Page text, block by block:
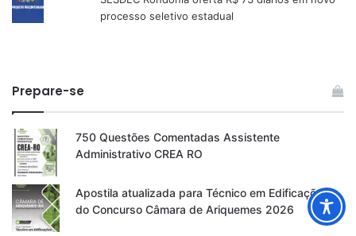
processo seletivo estadual
Prepare-se
750 Questões Comentadas Assistente
Administrativo CREA RO
Apostila atualizada para Técnico em Edificações
do Concurso Câmara de Ariquemes 2026